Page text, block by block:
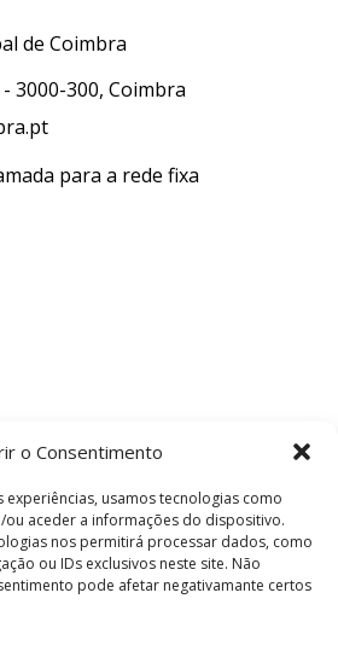
o Consentimento
experiências, usamos tecnologias como
ou aceder a informações do dispositivo.
nos permitirá processar dados, como
ou IDs exclusivos neste site. Não
pode afetar negativamante certos
de Coimbra
3000-300, Coimbra
para a rede fixa